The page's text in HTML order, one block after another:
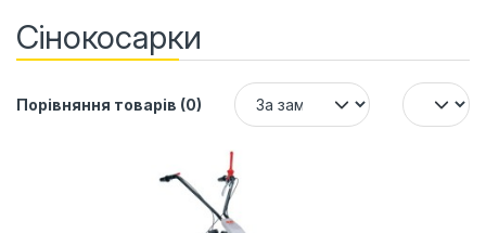
Сінокосарки
Порівняння товарів (0)